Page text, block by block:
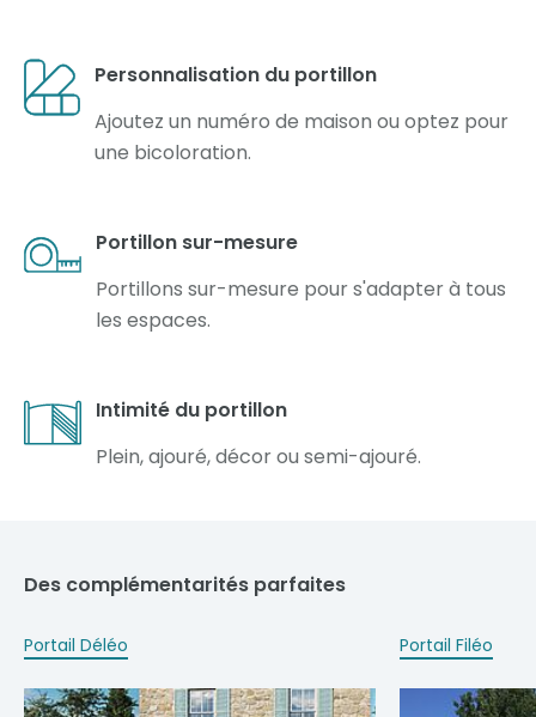
Personnalisation du portillon
Ajoutez un numéro de maison ou optez pour
une bicoloration.
Portillon sur-mesure
Portillons sur-mesure pour s'adapter à tous
les espaces.
Intimité du portillon
Plein, ajouré, décor ou semi-ajouré.
Des complémentarités parfaites
Portail Déléo Portail Filéo